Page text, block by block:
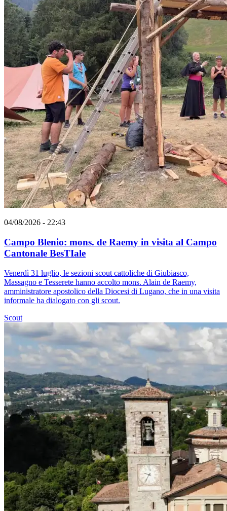
04/08/2026 - 22:43
Campo Blenio: mons. de Raemy in visita al Campo
Cantonale BesTIale
Venerdì 31 luglio, le sezioni scout cattoliche di Giubiasco,
Massagno e Tesserete hanno accolto mons. Alain de Raemy,
amministratore apostolico della Diocesi di Lugano, che in una visita
informale ha dialogato con gli scout.
Scout